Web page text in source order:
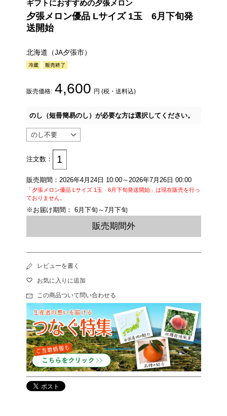
ギフトにおすすめの夕張メロン
夕張メロン優品 Lサイズ 1玉 6月下旬発
送開始
北海道（JA夕張市）
販売価格: 4,600 円 (税・送料込)
のし（短冊簡易のし）が必要な方は選択してください。
注文数：
販売期間：2026年4月24日 10:00～2026年7月26日 00:00
「夕張メロン優品 Lサイズ 1玉 6月下旬発送開始」は現在販売を行っ
ておりません。
※お届け期間： 6月下旬～7月下旬
販売期間外
レビューを書く
お気に入りに追加
この商品ついて問い合わせる